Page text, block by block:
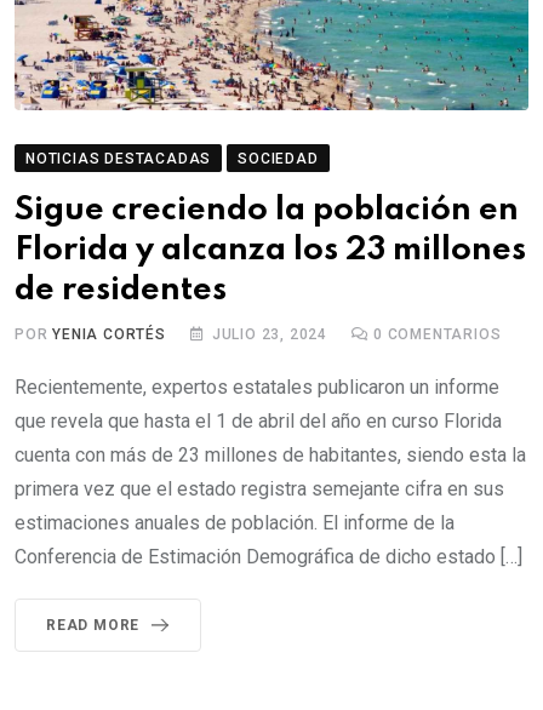
NOTICIAS DESTACADAS SOCIEDAD
Sigue creciendo la población en
Florida y alcanza los 23 millones
de residentes
PORYENIA CORTÉS JULIO 23, 2024 0 COMENTARIOS
Recientemente, expertos estatales publicaron un informe
que revela que hasta el 1 de abril del año en curso Florida
cuenta con más de 23 millones de habitantes, siendo esta la
primera vez que el estado registra semejante cifra en sus
estimaciones anuales de población. El informe de la
Conferencia de Estimación Demográfica de dicho estado […]
READ MORE